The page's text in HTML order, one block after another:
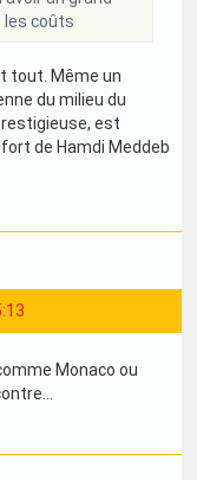
coûts
tout. Même un
du milieu du
est
de Hamdi Meddeb
Monaco ou